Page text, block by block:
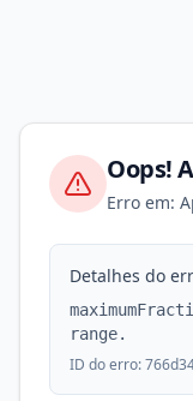
Oops!
Erro em:
Detalhes do
range.
ID do erro: